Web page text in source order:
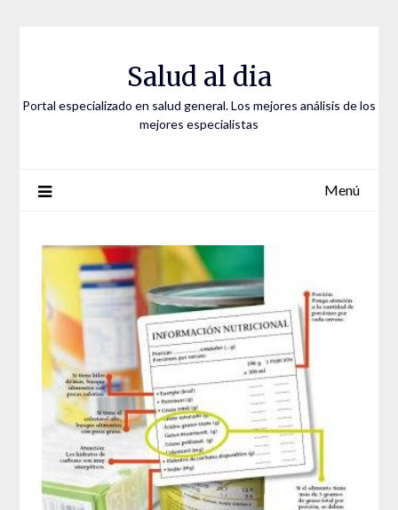
Salud al dia
Portal especializado en salud general. Los mejores análisis de los
mejores especialistas
Menú